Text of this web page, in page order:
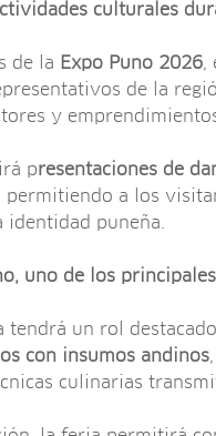
culturales
de la Expo Puno 2026
de la
y
presentaciones de
, permitiendo a los
puneña.
uno de los
tendrá un rol
con insumos andinos
culinarias